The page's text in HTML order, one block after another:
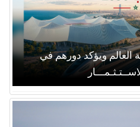
العالم ويؤكد دورهم في